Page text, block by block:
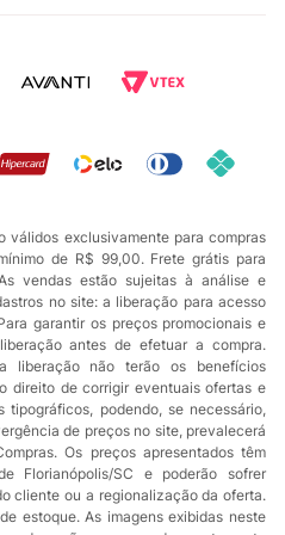
válidos exclusivamente para compras
de R$ 99,00. Frete grátis para
vendas estão sujeitas à análise e
no site: a liberação para acesso
garantir os preços promocionais e
antes de efetuar a compra.
liberação não terão os benefícios
direito de corrigir eventuais ofertas e
podendo, se necessário,
de preços no site, prevalecerá
Os preços apresentados têm
Florianópolis/SC e poderão sofrer
cliente ou a regionalização da oferta.
estoque. As imagens exibidas neste